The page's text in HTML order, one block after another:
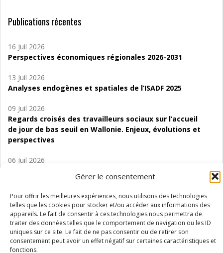
Gérer le consentement
Pour offrir les meilleures expériences, nous utilisons des technologies
telles que les cookies pour stocker et/ou accéder aux informations des
appareils. Le fait de consentir à ces technologies nous permettra de
traiter des données telles que le comportement de navigation ou les ID
uniques sur ce site. Le fait de ne pas consentir ou de retirer son
consentement peut avoir un effet négatif sur certaines caractéristiques et
fonctions.
Publications récentes
16 Juil 2026
Perspectives économiques régionales 2026-2031
13 Juil 2026
Analyses endogènes et spatiales de l’ISADF 2025
09 Juil 2026
Regards croisés des travailleurs sociaux sur l’accueil
de jour de bas seuil en Wallonie. Enjeux, évolutions et
perspectives
06 Juil 2026
d’accompagnement à l’autocréation d’emploi (SAACE)
01 Juil 2026
Pénurie du personnel infirmier :quels indicateurs
d’offre de soins pour comprendre la situation en
Wallonie ?